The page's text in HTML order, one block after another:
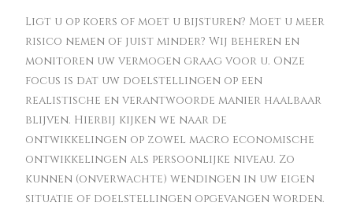
Ligt u op koers of moet u bijsturen? Moet u meer
risico nemen of juist minder? Wij beheren en
monitoren uw vermogen graag voor u. Onze
focus is dat uw doelstellingen op een
realistische en verantwoorde manier haalbaar
blijven. Hierbij kijken we naar de
ontwikkelingen op zowel macro economische
ontwikkelingen als persoonlijke niveau. Zo
kunnen (onverwachte) wendingen in uw eigen
situatie of doelstellingen opgevangen worden.